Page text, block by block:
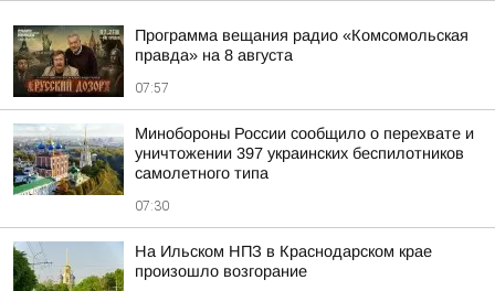
Программа вещания радио «Комсомольская
правда» на 8 августа
07:57
Минобороны России сообщило о перехвате и
уничтожении 397 украинских беспилотников
самолетного типа
07:30
На Ильском НПЗ в Краснодарском крае
произошло возгорание